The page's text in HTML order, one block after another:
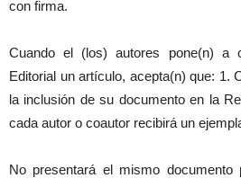
con firma.
Cuando el (los) autores pone(n) a
Editorial un artículo, acepta(n) que: 1.
la inclusión de su documento en la
cada autor o coautor recibirá un
No presentará el mismo documento